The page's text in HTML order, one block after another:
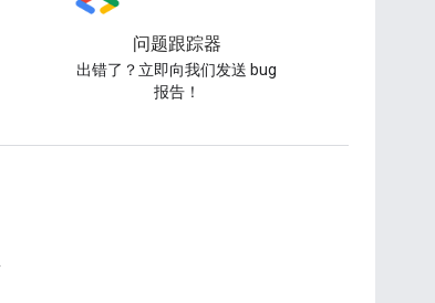
问题跟踪器
出错了？立即向我们发送 bug
报告！